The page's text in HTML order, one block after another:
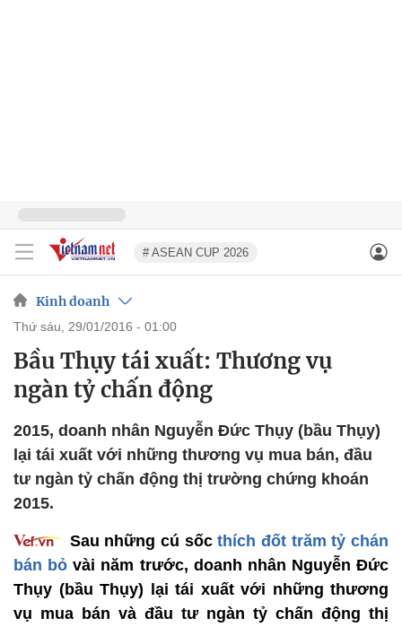
# ASEAN CUP 2026
Kinh doanh
thứ sáu, 29/01/2016 - 01:00
Bầu Thụy tái xuất: Thương vụ
ngàn tỷ chấn động
2015, doanh nhân Nguyễn Đức Thụy (bầu Thụy)
lại tái xuất với những thương vụ mua bán, đầu
tư ngàn tỷ chấn động thị trường chứng khoán
2015.
Sau những cú sốcthích đốt trăm tỷ chán
bán bỏ vài năm trước, doanh nhân Nguyễn Đức
Thụy (bầu Thụy) lại tái xuất với những thương
vụ mua bán và đầu tư ngàn tỷ chấn động thị